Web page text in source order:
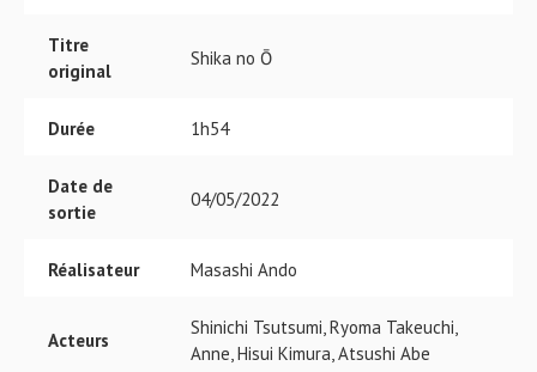
Titre
original
Shika no Ō
Durée 1h54
Date de
sortie
04/05/2022
Réalisateur Masashi Ando
Acteurs
Shinichi Tsutsumi, Ryoma Takeuchi,
Anne, Hisui Kimura, Atsushi Abe